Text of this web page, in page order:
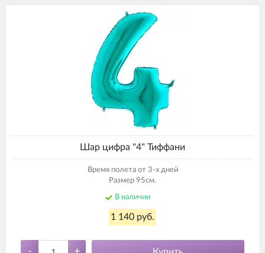
Шар цифра "4" Тиффани
Время полета от 3-х дней
Размер 95см.
В наличии
1 140 руб.